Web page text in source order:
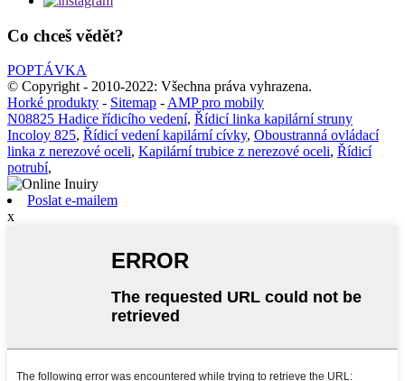
Co chceš vědět?
POPTÁVKA
© Copyright - 2010-2022: Všechna práva vyhrazena.
Horké produkty - Sitemap - AMP pro mobily
N08825 Hadice řídicího vedení, Řídicí linka kapilární struny
Incoloy 825, Řídicí vedení kapilární cívky, Oboustranná ovládací
linka z nerezové oceli, Kapilární trubice z nerezové oceli, Řídicí
potrubí,
Poslat e-mailem
x